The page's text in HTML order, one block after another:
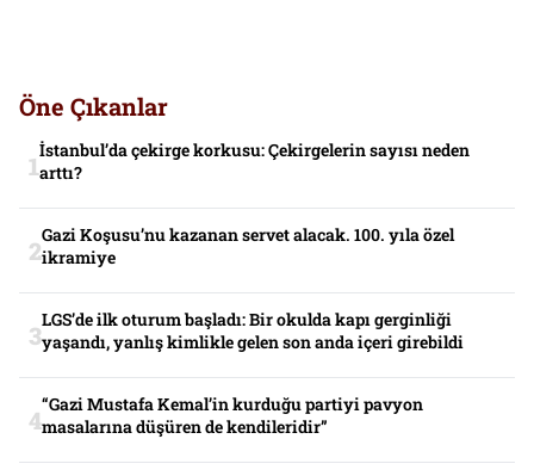
Öne Çıkanlar
İstanbul’da çekirge korkusu: Çekirgelerin sayısı neden
arttı?
Gazi Koşusu’nu kazanan servet alacak. 100. yıla özel
ikramiye
LGS’de ilk oturum başladı: Bir okulda kapı gerginliği
yaşandı, yanlış kimlikle gelen son anda içeri girebildi
“Gazi Mustafa Kemal’in kurduğu partiyi pavyon
masalarına düşüren de kendileridir”